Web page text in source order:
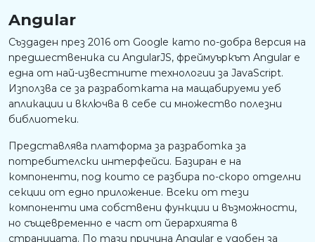
Angular
Създаден през 2016 от Google като по-добра версия на
предшественика си AngularJS, фреймуъркът Angular е
една от най-известните технологии за JavaScript.
Използва се за разработката на мащабируеми уеб
апликации и включва в себе си множество полезни
библиотеки.
Представлява платформа за разработка за
потребителски интерфейси. Базиран е на
компоненти, под които се разбира по-скоро отделни
секции от едно приложение. Всеки от тези
компоненти има собствени функции и възможности,
но същевременно е част от йерархията в
страницата. По тази причина Angular е удобен за